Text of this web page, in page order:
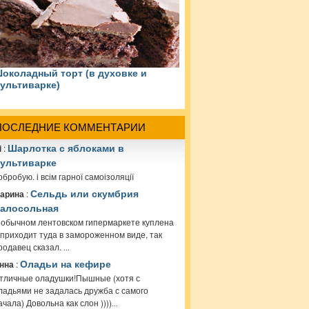
торт (в духовке и
КОММЕНТАРИИ
: Шарлотка с яблоками в
і всім гарної самоізоляції
:Сельдь или скумбрия
лентовском гипермаркете куплена
туда в замороженном виде, так
сказал. ...
:Оладьи на кефире
оладушки!Пышные (хотя с
не задалась дружба с самого
Довольна как слон ))))...